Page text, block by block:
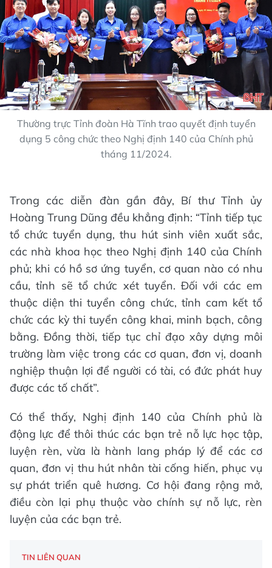
Thường trực Tỉnh đoàn Hà Tĩnh trao quyết định tuyển
dụng 5 công chức theo Nghị định 140 của Chính phủ
tháng 11/2024.
Trong các diễn đàn gần đây, Bí thư Tỉnh ủy
Hoàng Trung Dũng đều khẳng định: “Tỉnh tiếp tục
tổ chức tuyển dụng, thu hút sinh viên xuất sắc,
các nhà khoa học theo Nghị định 140 của Chính
phủ; khi có hồ sơ ứng tuyển, cơ quan nào có nhu
cầu, tỉnh sẽ tổ chức xét tuyển. Đối với các em
thuộc diện thi tuyển công chức, tỉnh cam kết tổ
chức các kỳ thi tuyển công khai, minh bạch, công
bằng. Đồng thời, tiếp tục chỉ đạo xây dựng môi
trường làm việc trong các cơ quan, đơn vị, doanh
nghiệp thuận lợi để người có tài, có đức phát huy
được các tố chất”.
Có thể thấy, Nghị định 140 của Chính phủ là
động lực để thôi thúc các bạn trẻ nỗ lực học tập,
luyện rèn, vừa là hành lang pháp lý để các cơ
quan, đơn vị thu hút nhân tài cống hiến, phục vụ
sự phát triển quê hương. Cơ hội đang rộng mở,
điều còn lại phụ thuộc vào chính sự nỗ lực, rèn
luyện của các bạn trẻ.
TIN LIÊN QUAN